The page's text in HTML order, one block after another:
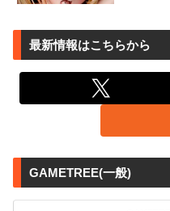
最新情報はこちらから
GAMETREE(一般)